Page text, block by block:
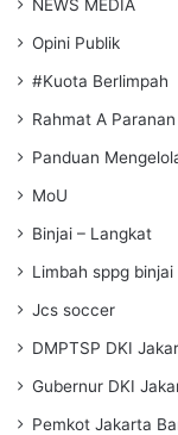
NEWS MEDIA
Opini Publik
#Kuota Berlimpah
Rahmat A Paranan
Panduan
MoU
Binjai – Langkat
Limbah sppg binjai
Jcs soccer
DMPTSP DKI
Gubernur DKI
Pemkot Jakarta